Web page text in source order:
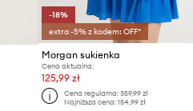
-18%
extra -5% z kodem: OFF*
Morgan sukienka
Cena aktualna:
125,99 zł
Cena regularna: 359,99 zł
Najniższa cena: 154,99 zł